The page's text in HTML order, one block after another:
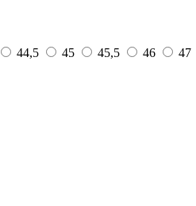
44,5 45 45,5 46
47